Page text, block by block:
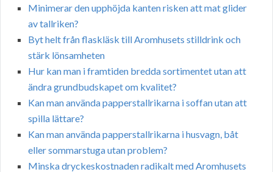
Minimerar den upphöjda kanten risken att mat glider
av tallriken?
Byt helt från flaskläsk till Aromhusets stilldrink och
stärk lönsamheten
Hur kan man i framtiden bredda sortimentet utan att
ändra grundbudskapet om kvalitet?
Kan man använda papperstallrikarna i soffan utan att
spilla lättare?
Kan man använda papperstallrikarna i husvagn, båt
eller sommarstuga utan problem?
Minska dryckeskostnaden radikalt med Aromhusets